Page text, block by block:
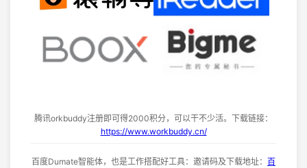
腾讯orkbuddy注册即可得2000积分，可以干不少活。下载链接：
https://www.workbuddy.cn/
百度Dumate智能体，也是工作搭配好工具：邀请码及下载地址： 百